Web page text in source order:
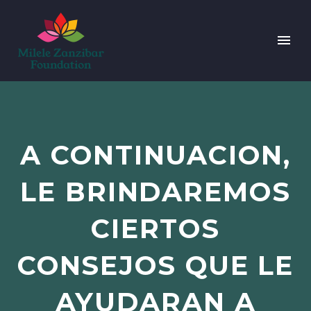
A CONTINUACION,
LE BRINDAREMOS
CIERTOS
CONSEJOS QUE LE
AYUDARAN A